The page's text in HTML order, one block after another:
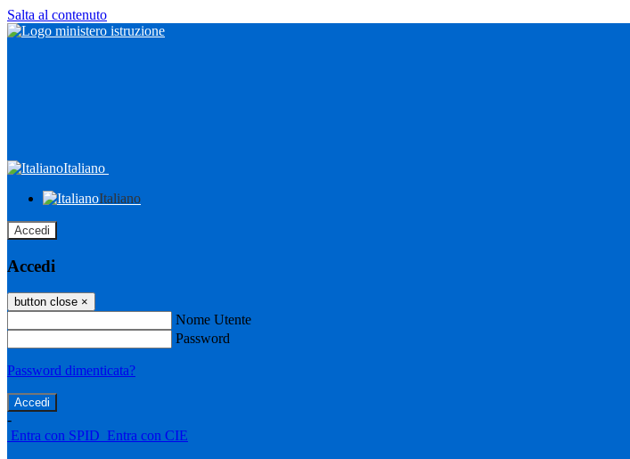
Salta al contenuto
Italiano
Italiano
Accedi
Accedi
button close ×
Nome Utente
Password
Password dimenticata?
-
Entra con SPID Entra con CIE